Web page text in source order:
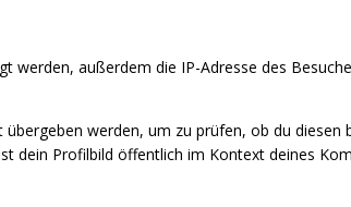
außerdem die IP-Adresse des
werden, um zu prüfen, ob du
dein Profilbild öffentlich im Kontext deines